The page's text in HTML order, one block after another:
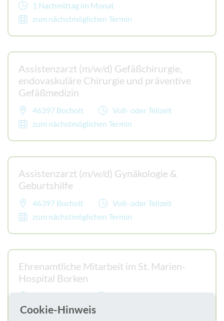
1 Nachmittag im Monat
zum nächstmöglichen Termin
Assistenzarzt (m/w/d) Gefäßchirurgie,
endovaskuläre Chirurgie und präventive
Gefäßmedizin
46397 Bocholt
Voll- oder Teilzeit
zum nächstmöglichen Termin
Assistenzarzt (m/w/d) Gynäkologie &
Geburtshilfe
46397 Bocholt
Voll- oder Teilzeit
zum nächstmöglichen Termin
Ehrenamtliche Mitarbeit im St. Marien-
Hospital Borken
zum nächstmöglichen Termin
Cookie-Hinweis